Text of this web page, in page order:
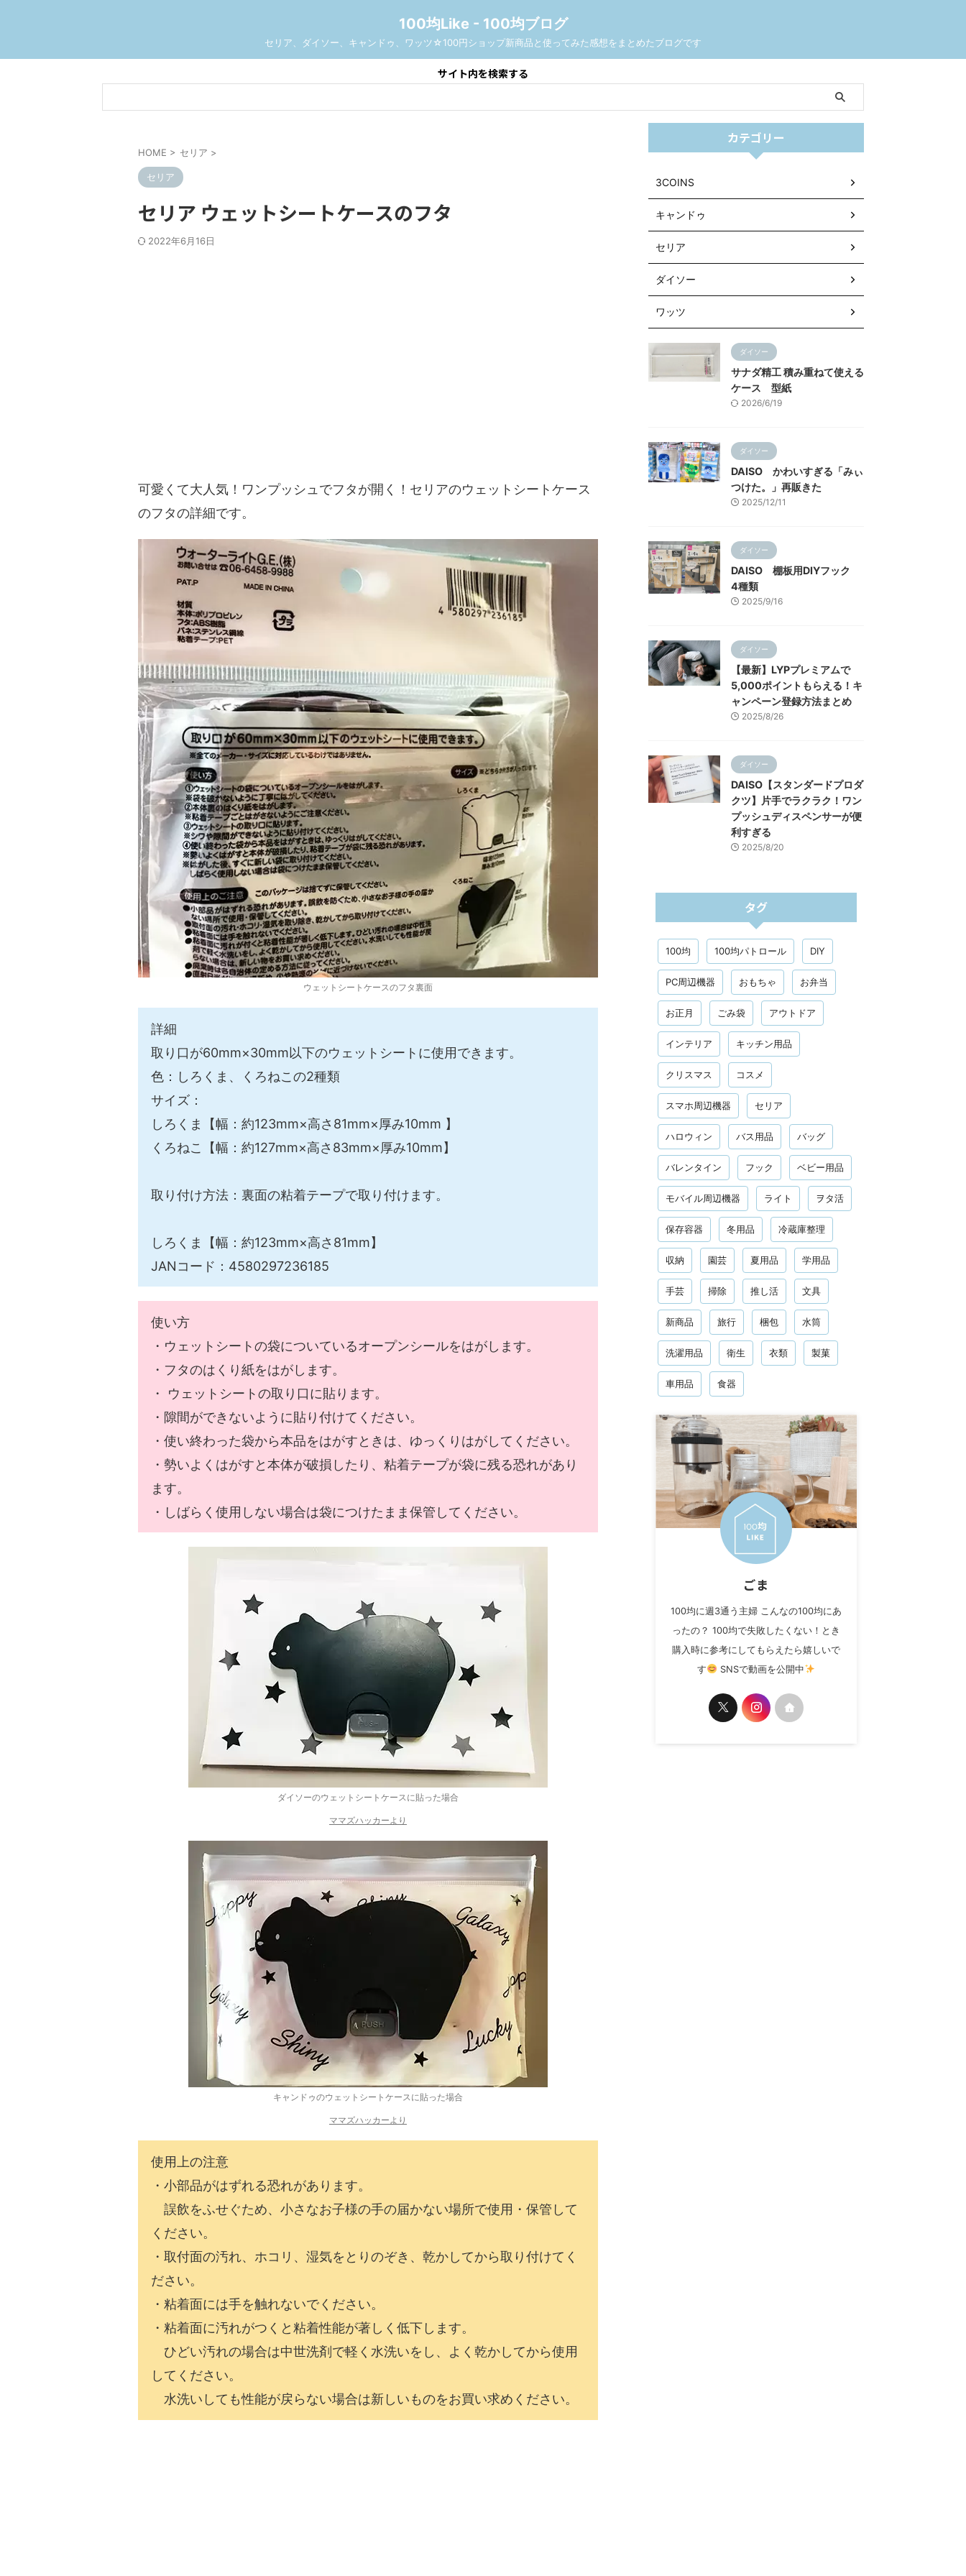
100均Like - 100均ブログ
セリア、ダイソー、キャンドゥ、ワッツ☆100円ショップ新商品と使ってみた感想をまとめたブログです
サイト内を検索する
HOME > セリア >
セリア
セリア ウェットシートケースのフタ
2022年6月16日
可愛くて大人気！ワンプッシュでフタが開く！セリアのウェットシートケース
のフタの詳細です。
ウェットシートケースのフタ裏面
詳細
取り口が60mm×30mm以下のウェットシートに使用できます。
色：しろくま、くろねこの2種類
サイズ：
しろくま【幅：約123mm×高さ81mm×厚み10mm 】
くろねこ【幅：約127mm×高さ83mm×厚み10mm】
取り付け方法：裏面の粘着テープで取り付けます。
しろくま【幅：約123mm×高さ81mm】
JANコード：4580297236185
使い方
・ウェットシートの袋についているオープンシールをはがします。
・フタのはくり紙をはがします。
・ ウェットシートの取り口に貼ります。
・隙間ができないように貼り付けてください。
・使い終わった袋から本品をはがすときは、ゆっくりはがしてください。
・勢いよくはがすと本体が破損したり、粘着テープが袋に残る恐れがあり
ます。
・しばらく使用しない場合は袋につけたまま保管してください。
ダイソーのウェットシートケースに貼った場合
ママズハッカーより
キャンドゥのウェットシートケースに貼った場合
ママズハッカーより
使用上の注意
・小部品がはずれる恐れがあります。
誤飲をふせぐため、小さなお子様の手の届かない場所で使用・保管して
ください。
・取付面の汚れ、ホコリ、湿気をとりのぞき、乾かしてから取り付けてく
ださい。
・粘着面には手を触れないでください。
・粘着面に汚れがつくと粘着性能が著しく低下します。
ひどい汚れの場合は中世洗剤で軽く水洗いをし、よく乾かしてから使用
してください。
水洗いしても性能が戻らない場合は新しいものをお買い求めください。
カテゴリー
3COINS
キャンドゥ
セリア
ダイソー
ワッツ
ダイソー
サナダ精工 積み重ねて使える
ケース 型紙
2026/6/19
ダイソー
DAISO かわいすぎる「みぃ
つけた。」再販きた
2025/12/11
ダイソー
DAISO 棚板用DIYフック
4種類
2025/9/16
ダイソー
【最新】LYPプレミアムで
5,000ポイントもらえる！キ
ャンペーン登録方法まとめ
2025/8/26
ダイソー
DAISO【スタンダードプロダ
クツ】片手でラクラク！ワン
プッシュディスペンサーが便
利すぎる
2025/8/20
タグ
100均 100均パトロール DIY
PC周辺機器 おもちゃ お弁当
お正月 ごみ袋 アウトドア
インテリア キッチン用品
クリスマス コスメ
スマホ周辺機器 セリア
ハロウィン バス用品 バッグ
バレンタイン フック ベビー用品
モバイル周辺機器 ライト ヲタ活
保存容器 冬用品 冷蔵庫整理
収納 園芸 夏用品 学用品
手芸 掃除 推し活 文具
新商品 旅行 梱包 水筒
洗濯用品 衛生 衣類 製菓
車用品 食器
ごま
100均に週3通う主婦 こんなの100均にあ
ったの？ 100均で失敗したくない！とき
購入時に参考にしてもらえたら嬉しいで
す
SNSで動画を公開中